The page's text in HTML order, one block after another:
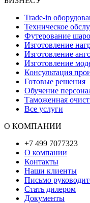
Trade-in
Техническое
Футерование
Изготовление
Изготовление
Изготовление
Консультация
Готовые решения
Обучение
Таможенная
Все услуги
О КОМПАНИИ
+7 499 7077323
О компании
Контакты
Наши клиенты
Письмо
Стать дилером
Документы